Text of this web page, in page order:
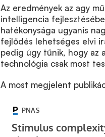
Az eredmények az agy
intelligencia
hatékonysága ugyanis
fejlődés lehetséges elvi
pedig úgy tűnik, hogy az
technológia csak most
A most megjelent